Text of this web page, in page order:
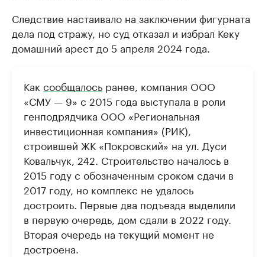
Следствие настаивало на заключении фигурната
дела под стражу, но суд отказал и избрал Кеку
домашний арест до 5 апреля 2024 года.
Как сообщалось ранее, компания ООО
«СМУ — 9» с 2015 года выступала в роли
генподрядчика ООО «Региональная
инвестиционная компания» (РИК),
строившей ЖК «Покровский» на ул. Дуси
Ковальчук, 242. Строительство началось в
2015 году с обозначенным сроком сдачи в
2017 году, но комплекс не удалось
достроить. Первые два подъезда выделили
в первую очередь, дом сдали в 2022 году.
Вторая очередь на текущий момент не
достроена.